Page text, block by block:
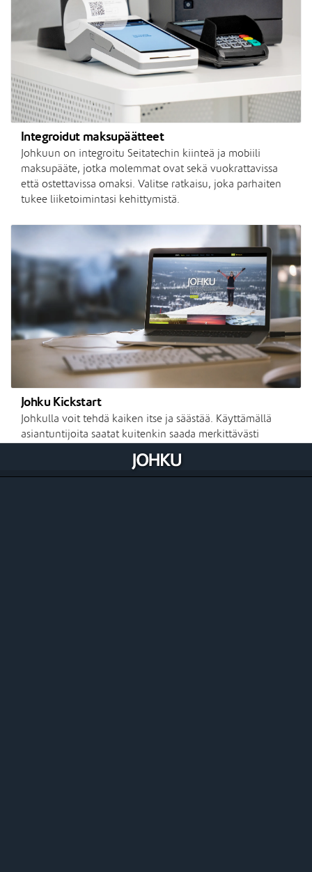
Integroidut maksupäätteet
Johkuun on integroitu Seitatechin kiinteä ja mobiili
maksupääte, jotka molemmat ovat sekä vuokrattavissa
että ostettavissa omaksi. Valitse ratkaisu, joka parhaiten
tukee liiketoimintasi kehittymistä.
Johku Kickstart
Johkulla voit tehdä kaiken itse ja säästää. Käyttämällä
asiantuntijoita saatat kuitenkin saada merkittävästi
teemme ensimmäisen vaiheen valmiiksi avaimet käteen -
periaatteella.